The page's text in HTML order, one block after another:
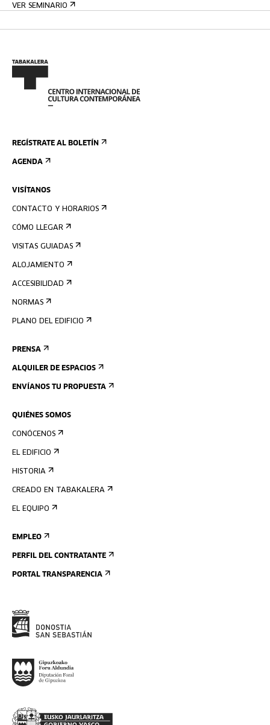
VER SEMINARIO
REGÍSTRATE AL BOLETÍN
AGENDA
VISÍTANOS
CONTACTO Y HORARIOS
CÓMO LLEGAR
VISITAS GUIADAS
ALOJAMIENTO
ACCESIBILIDAD
NORMAS
PLANO DEL EDIFICIO
PRENSA
ALQUILER DE ESPACIOS
ENVÍANOS TU PROPUESTA
QUIÉNES SOMOS
CONÓCENOS
EL EDIFICIO
HISTORIA
CREADO EN TABAKALERA
EL EQUIPO
EMPLEO
PERFIL DEL CONTRATANTE
PORTAL TRANSPARENCIA